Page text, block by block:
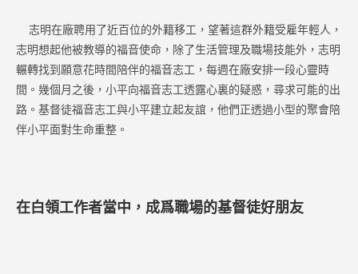
志明在廠聘用了近百位的外籍移工，望著這群外籍受雇年輕人，
志明想起他被教導的福音使命，除了生活管理及職場技能外，志明
輾轉找到願意花時間陪伴的福音志工，每週在廠安排一段心靈時
間。幾個月之後，小平向福音志工透露心裏的疑惑，尋求可能的出
路。基督徒福音志工與小平建立起友誼，他們正透過小型的聚會陪
伴小平面對生命重整。
在白領工作者當中，成爲職場的基督徒好朋友